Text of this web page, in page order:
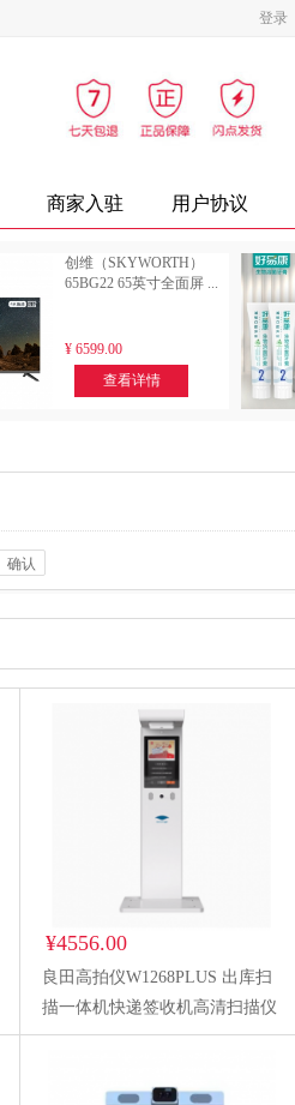
登录
办公设备 摄影设备 家电 办公家具
商家入驻 用户协议
创维（SKYWORTH）
65BG22 65英寸全面屏 ...
¥ 6599.00
查看详情
确认
¥4556.00
良田高拍仪W1268PLUS 出库扫
描一体机快递签收机高清扫描仪
EMS出库扫描仪